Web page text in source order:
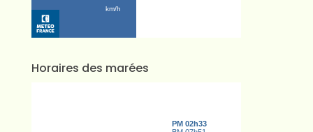
Horaires des marées